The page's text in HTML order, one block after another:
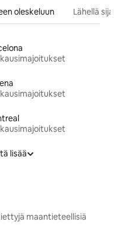
oleskeluun Lähellä
lisää
maantieteellisiä